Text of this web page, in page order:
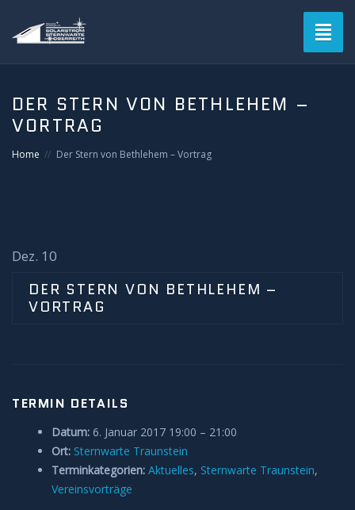
Verein
Astrofotografie
Mitgliederbereich
DER STERN VON BETHLEHEM –
VORTRAG
Home Der Stern von Bethlehem – Vortrag
Dez. 10
DER STERN VON BETHLEHEM –
VORTRAG
TERMIN DETAILS
Datum: 6. Januar 2017 19:00 – 21:00
Ort: Sternwarte Traunstein
Terminkategorien: Aktuelles, Sternwarte Traunstein,
Vereinsvorträge